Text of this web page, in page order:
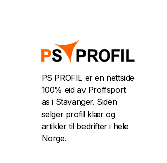
PS PROFIL er en nettside
100% eid av Proffsport
as i Stavanger. Siden
selger profil klær og
artikler til bedrifter i hele
Norge.